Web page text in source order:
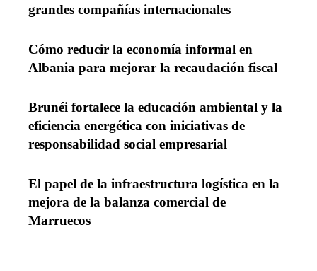
grandes compañías internacionales
Cómo reducir la economía informal en
Albania para mejorar la recaudación fiscal
Brunéi fortalece la educación ambiental y la
eficiencia energética con iniciativas de
responsabilidad social empresarial
El papel de la infraestructura logística en la
mejora de la balanza comercial de
Marruecos